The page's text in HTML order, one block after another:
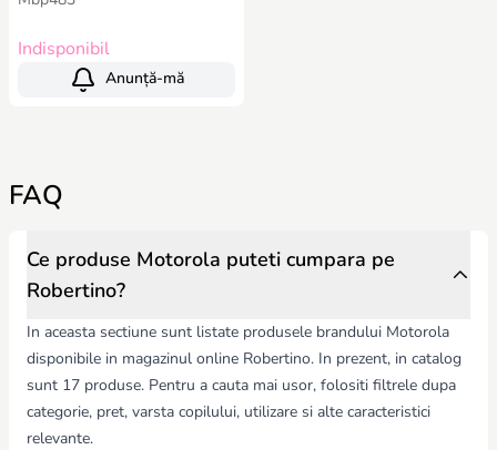
Indisponibil
Anunță-mă
FAQ
Ce produse Motorola puteti cumpara pe
Robertino?
In aceasta sectiune sunt listate produsele brandului Motorola
disponibile in magazinul online Robertino. In prezent, in catalog
sunt 17 produse. Pentru a cauta mai usor, folositi filtrele dupa
categorie, pret, varsta copilului, utilizare si alte caracteristici
relevante.